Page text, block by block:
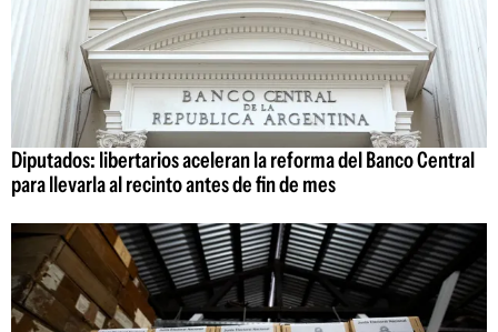
Diputados: libertarios aceleran la reforma del Banco Central
para llevarla al recinto antes de fin de mes